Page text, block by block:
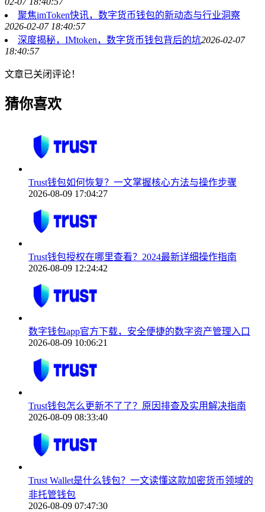
聚焦imToken快讯，数字货币钱包的新动态与行业洞察
2026-02-07 18:40:57
深度揭秘，IMtoken，数字货币钱包背后的坑2026-02-07
18:40:57
文章已关闭评论！
猜你喜欢
Trust钱包如何恢复？一文掌握核心方法与操作步骤
2026-08-09 17:04:27
Trust钱包授权在哪里查看？2024最新详细操作指南
2026-08-09 12:24:42
数字钱包app官方下载，安全便捷的数字资产管理入口
2026-08-09 10:06:21
Trust钱包怎么更新不了了？原因排查及实用解决指南
2026-08-09 08:33:40
Trust Wallet是什么钱包？一文读懂这款加密货币领域的
非托管钱包
2026-08-09 07:47:30